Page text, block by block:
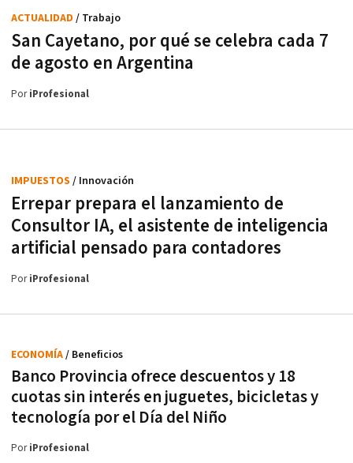
San Cayetano, por qué se celebra cada 7
de agosto en Argentina
ACTUALIDAD / Trabajo
PoriProfesional
Errepar prepara el lanzamiento de
Consultor IA, el asistente de inteligencia
artificial pensado para contadores
IMPUESTOS / Innovación
PoriProfesional
Banco Provincia ofrece descuentos y 18
cuotas sin interés en juguetes, bicicletas y
tecnología por el Día del Niño
ECONOMÍA/ Beneficios
PoriProfesional